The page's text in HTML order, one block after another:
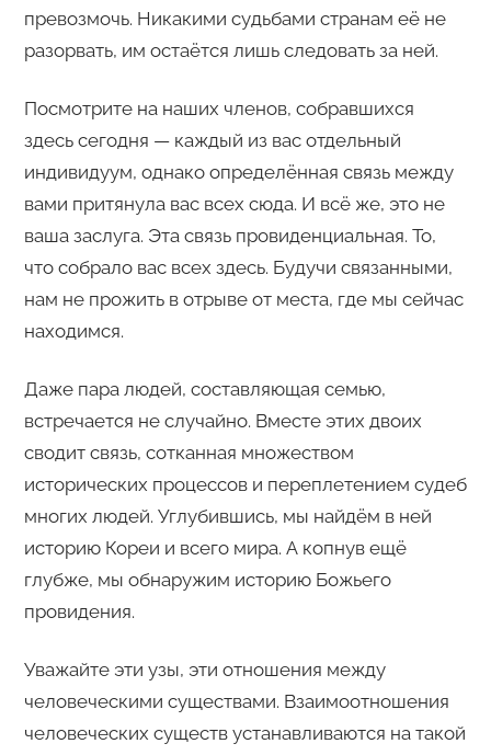
превозмочь. Никакими судьбами странам её не
разорвать, им остаётся лишь следовать за ней.
Посмотрите на наших членов, собравшихся
здесь сегодня — каждый из вас отдельный
индивидуум, однако определённая связь между
вами притянула вас всех сюда. И всё же, это не
ваша заслуга. Эта связь провиденциальная. То,
что собрало вас всех здесь. Будучи связанными,
нам не прожить в отрыве от места, где мы сейчас
находимся.
Даже пара людей, составляющая семью,
встречается не случайно. Вместе этих двоих
сводит связь, сотканная множеством
исторических процессов и переплетением судеб
многих людей. Углубившись, мы найдём в ней
историю Кореи и всего мира. А копнув ещё
глубже, мы обнаружим историю Божьего
провидения.
Уважайте эти узы, эти отношения между
человеческими существами. Взаимоотношения
человеческих существ устанавливаются на такой